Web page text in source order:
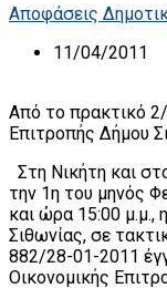
Αποφάσεις
11/04/2011
A Π Ο Σ
Από το πρακτικό
Επιτροπής Δήμου
Στη Νικήτη και
την 1η του μηνός
και ώρα 15:00 μ.μ.,
Σιθωνίας, σε
882/28-01-2011
Οικονομικής